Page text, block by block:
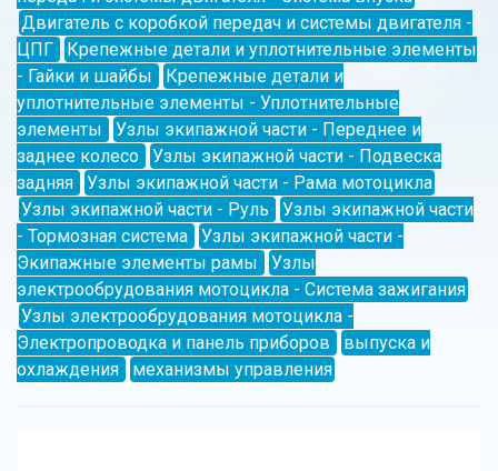
Двигатель с коробкой передач и системы двигателя -
ЦПГ
Крепежные детали и уплотнительные элементы
- Гайки и шайбы
Крепежные детали и
уплотнительные элементы - Уплотнительные
элементы
Узлы экипажной части - Переднее и
заднее колесо
Узлы экипажной части - Подвеска
задняя
Узлы экипажной части - Рама мотоцикла
Узлы экипажной части - Руль
Узлы экипажной части
- Тормозная система
Узлы экипажной части -
Экипажные элементы рамы
Узлы
электрообрудования мотоцикла - Система зажигания
Узлы электрообрудования мотоцикла -
Электропроводка и панель приборов
выпуска и
охлаждения
механизмы управления